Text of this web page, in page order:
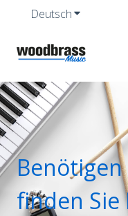
Deutsch
Benötigen
finden